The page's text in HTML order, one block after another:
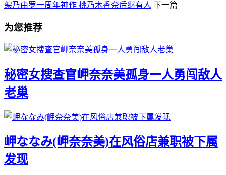
架乃由罗一周年神作 桃乃木香奈后继有人 下一篇
为您推荐
秘密女搜查官岬奈奈美孤身一人勇闯敌人
老巢
岬ななみ(岬奈奈美)在风俗店兼职被下属
发现